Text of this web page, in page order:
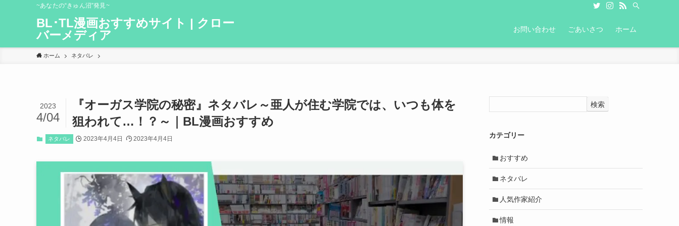
~あなたの“きゅん沼”発見~
BL･TL漫画おすすめサイト | クロー
バーメディア
お問い合わせ ごあいさつ ホーム
ホーム ネタバレ
『オーガス学院の秘密』ネタバレ～亜人が住む学院では、いつも体を
狙われて…！？～｜BL漫画おすすめ
2023
4/04
ネタバレ 2023年4月4日 2023年4月4日
検索
カテゴリー
おすすめ
ネタバレ
人気作家紹介
情報